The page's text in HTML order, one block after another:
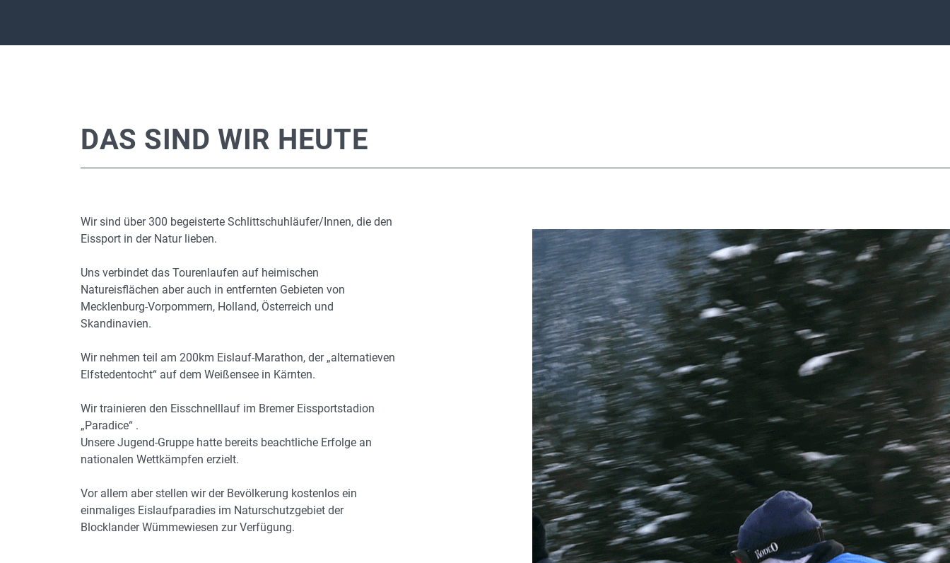
DAS SIND WIR HEUTE
Wir sind über 300 begeisterte Schlittschuhläufer/Innen, die den
Eissport in der Natur lieben.
Uns verbindet das Tourenlaufen auf heimischen
Natureisflächen aber auch in entfernten Gebieten von
Mecklenburg-Vorpommern, Holland, Österreich und
Skandinavien.
Wir nehmen teil am 200km Eislauf-Marathon, der „alternatieven
Elfstedentocht“ auf dem Weißensee in Kärnten.
Wir trainieren den Eisschnelllauf im Bremer Eissportstadion
„Paradice“ .
Unsere Jugend-Gruppe hatte bereits beachtliche Erfolge an
nationalen Wettkämpfen erzielt.
Vor allem aber stellen wir der Bevölkerung kostenlos ein
einmaliges Eislaufparadies im Naturschutzgebiet der
Blocklander Wümmewiesen zur Verfügung.